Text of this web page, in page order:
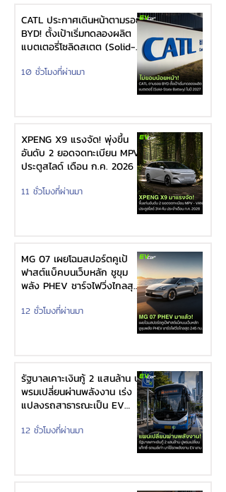
CATL ประกาศเดินหน้าตามรอย
BYD! ตั้งเป้าเริ่มทดลองผลิต
แบตเตอรี่โซลิดสเตต (Solid-
10 ชั่วโมงที่ผ่านมา
XPENG X9 แรงจัด! พุ่งขึ้น
อันดับ 2 ยอดจดทะเบียน MPV
ประตูสไลด์ เดือน ก.ค. 2026
11 ชั่วโมงที่ผ่านมา
MG 07 เผยโฉมสปอร์ตคูเป้
ฟาสต์แบ็คบนเว็บหลัก ชูขุม
พลัง PHEV ชาร์จไฟวิ่งไกลสุด
แบตเตอรี่กึ่งของแข็ง
12 ชั่วโมงที่ผ่านมา
รัฐบาลเคาะเงินกู้ 2 แสนล้าน ปู
พรมเปลี่ยนผ่านพลังงาน เร่ง
แปลงรถสาธารณะเป็น EV
รูฟท็อป
12 ชั่วโมงที่ผ่านมา